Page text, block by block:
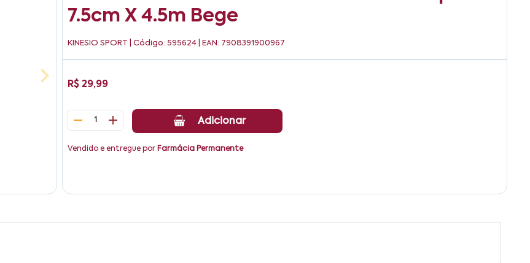
7.5cm X 4.5m Bege
KINESIO SPORT | Código: 595624 | EAN: 7908391900967
R$ 29,99
1 Adicionar
Vendido e entregue por Farmácia Permanente